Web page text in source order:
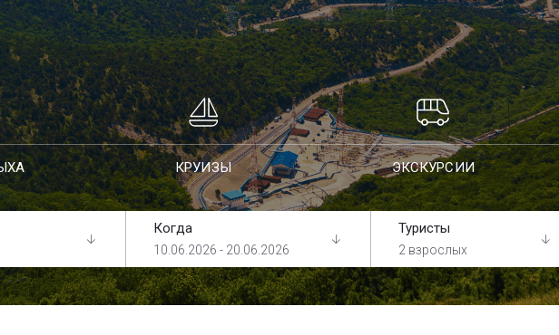
КРУИЗЫ ЭКСКУРСИИ
Когда
10.06.2026 - 20.06.2026
Туристы
2 взрослых